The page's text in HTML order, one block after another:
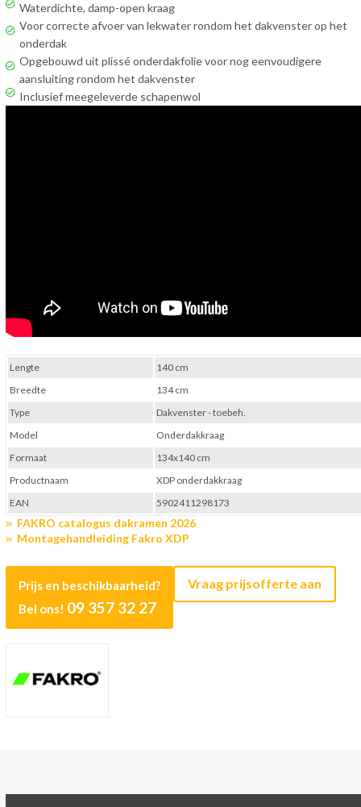
Waterdichte, damp-open kraag
Voor correcte afvoer van lekwater rondom het dakvenster op het
onderdak
Opgebouwd uit plissé onderdakfolie voor nog eenvoudigere
aansluiting rondom het dakvenster
Inclusief meegeleverde schapenwol
FAKRO catalogus dakramen 2026
Montagehandleiding Fakro XDP
Prijs en beschikbaarheid?
Bel ons! 09 357 32 27
Vraag prijsofferte aan
Lengte
140 cm
Breedte
134 cm
Type
Dakvenster - toebeh.
Model
Onderdakkraag
Formaat
134x140 cm
Productnaam
XDP onderdakkraag
EAN
5902411298173